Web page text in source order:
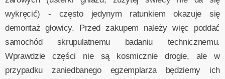
wykręcić) - często jedynym ratunkiem okazuje się
demontaż głowicy. Przed zakupem należy więc poddać
samochód skrupulatnemu badaniu technicznemu.
Wprawdzie części nie są kosmicznie drogie, ale w
przypadku zaniedbanego egzemplarza będziemy ich